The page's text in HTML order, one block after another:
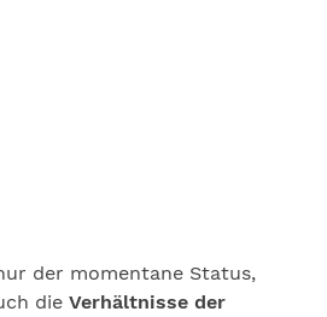
der momentane Status,
die Verhältnisse der